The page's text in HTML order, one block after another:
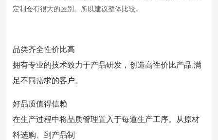
定制会有很大的区别。所以建议整体比较。
品类齐全性价比高
拥有专业的技术致力于产品研发，创造高性价比产品,满
足不同需求的客户。
好品质值得信赖
在生产过程中将品质管理置入于每道生产工序。从原材
料选购、到产品制